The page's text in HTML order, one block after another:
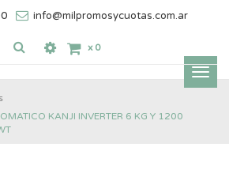
info@milpromosycuotas.com.ar
x 0
KANJI INVERTER 6 KG Y 1200